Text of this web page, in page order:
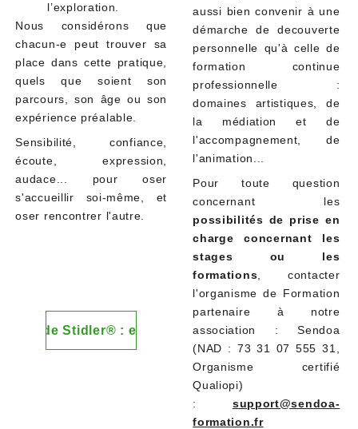
l’exploration.
Nous considérons que
chacun-e peut trouver sa
place dans cette pratique,
quels que soient son
parcours, son âge ou son
expérience préalable.
Sensibilité, confiance,
écoute, expression,
audace... pour oser
s'accueillir soi-même, et
oser rencontrer l'autre.
aussi bien convenir à une
démarche de decouverte
personnelle qu'à celle de
formation continue
professionnelle :
domaines artistiques, de
la médiation et de
l'accompagnement, de
l'animation...
Pour toute question
concernant les
possibilités de prise en
charge concernant les
stages ou les
formations , contacter
l'organisme de Formation
partenaire à notre
association : Sendoa
(NAD : 73 31 07 555 31,
Organisme certifié
Qualiopi)
: support@sendoa-
formation.fr
Stidler® : en savoir +